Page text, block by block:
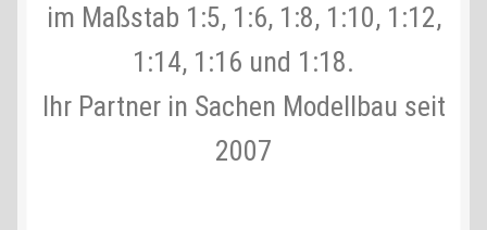
Lieferzeit & Verfügbarkeit
Batterien- und Akku Verordnung
im Maßstab 1:5, 1:6, 1:8, 1:10, 1:12,
1:14, 1:16 und 1:18.
Ihr Partner in Sachen Modellbau seit
2007